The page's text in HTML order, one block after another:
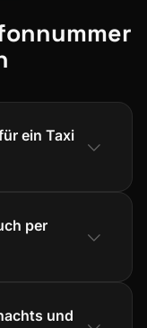
ein Taxi
per
und